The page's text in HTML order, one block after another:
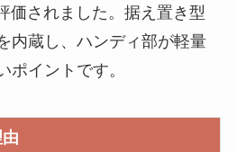
価されました。据え置き型
内蔵し、ハンディ部が軽量
ポイントです。